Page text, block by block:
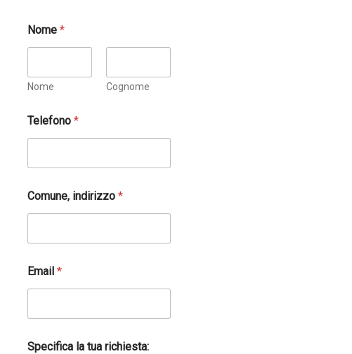
Nome*
Nome Cognome
Telefono*
Comune, indirizzo*
Email*
Specifica la tua richiesta: